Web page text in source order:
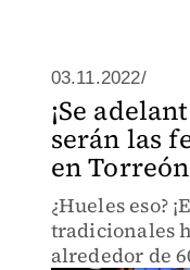
03.11.2022/
¡Se
serán las
en Torreón
¿Hueles eso?
tradicionales
alrededor de